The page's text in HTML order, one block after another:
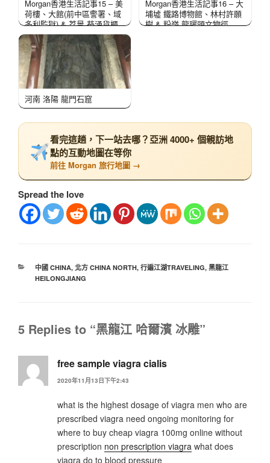
Morgan香港生活記事15 – 美
荷樓、大館(前中區警署、域
多利監獄) & 荔景 葵涌貨櫃
碼頭夜景
Morgan香港生活記事16 – 大
埔墟 鐵路博物館、林村許願
樹 & 粉嶺 龍躍頭文物徑
河南 洛陽 龍門石窟
看完這趟，下一站去哪？亞洲 4000+ 個親訪地
點的互動地圖在等你
前往 Morgan 旅行地圖 →
Spread the love
中國 CHINA, 北方 CHINA NORTH, 行遍江湖TRAVELING, 黑龍江
HEILONGJIANG
5 Replies to “黑龍江 哈爾濱 冰雕”
free sample viagra cialis
2020年11月13日下午2:43
what is the highest dosage of viagra men who are
prescribed viagra need ongoing monitoring for
where to buy cheap viagra 100mg online without
prescription non prescription viagra what does
viagra do to blood pressure